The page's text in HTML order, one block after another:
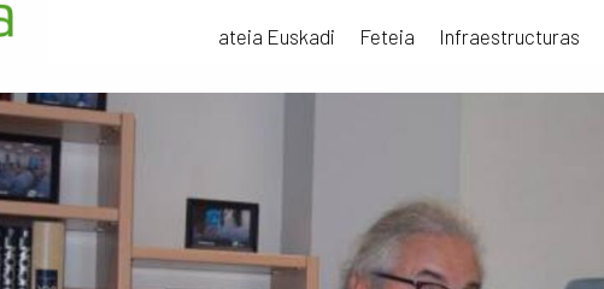
ateia Euskadi Feteia Infraestructuras